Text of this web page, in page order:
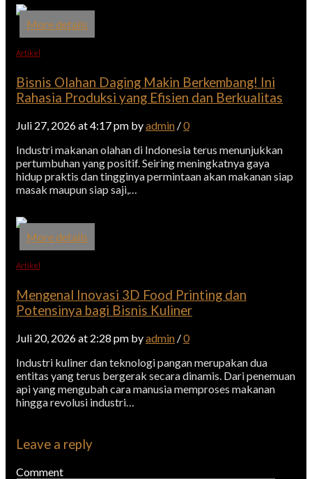
More details
Artikel
Bisnis Olahan Daging Makin Berkembang! Ini
Rahasia Produksi yang Efisien dan Berkualitas
Juli 27, 2026 at 4:17 pm byadmin /0
Industri makanan olahan di Indonesia terus menunjukkan
pertumbuhan yang positif. Seiring meningkatnya gaya
hidup praktis dan tingginya permintaan akan makanan siap
masak maupun siap saji,…
More details
Artikel
Mengenal Inovasi 3D Food Printing dan
Potensinya bagi Bisnis Kuliner
Juli 20, 2026 at 2:28 pm byadmin /0
Industri kuliner dan teknologi pangan merupakan dua
entitas yang terus bergerak secara dinamis. Dari penemuan
api yang mengubah cara manusia memproses makanan
hingga revolusi industri…
Leave a reply
Comment